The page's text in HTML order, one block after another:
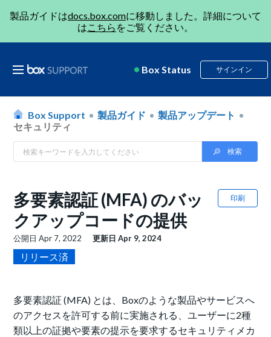
製品ガイドはdocs.box.comに移動しました。詳細について
はこちら をご覧ください。
Box Status サインイン
Box Support 製品ガイド
製品アップデート
セキュリティ
印刷
多要素認証 (MFA) のバッ
クアップコードの提供
公開日Apr 7, 2022 更新日Apr 9, 2024
リリース済
多要素認証 (MFA) とは、Boxのような製品やサービスへ
のアクセスを許可する前に実施される、ユーザーに2種
類以上の証拠や要素の提示を要求するセキュリティメカ